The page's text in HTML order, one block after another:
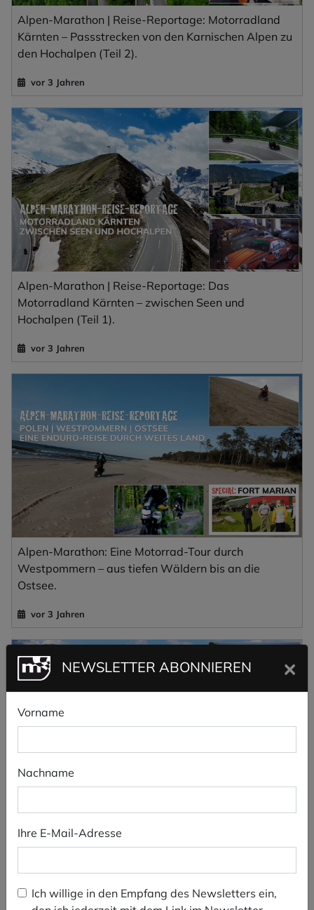
Alpen-Marathon | Reise-Reportage: Motorradland
Kärnten – Passstrecken von den Karnischen Alpen zu
den Hochalpen (Teil 2).
vor 3 Jahren
Alpen-Marathon | Reise-Reportage: Das
Motorradland Kärnten – zwischen Seen und
Hochalpen (Teil 1).
vor 3 Jahren
Alpen-Marathon: Eine Motorrad-Tour durch
Westpommern – aus tiefen Wäldern bis an die
Ostsee.
vor 3 Jahren
Alpen-Marathon: Sankt Moritz und das Engadin –
eine Motorradreise von den höchsten Pässen bis an
den Comer See.
NEWSLETTER ABONNIEREN ×
Vorname
Nachname
Ihre E-Mail-Adresse
Ich willige in den Empfang des Newsletters ein,